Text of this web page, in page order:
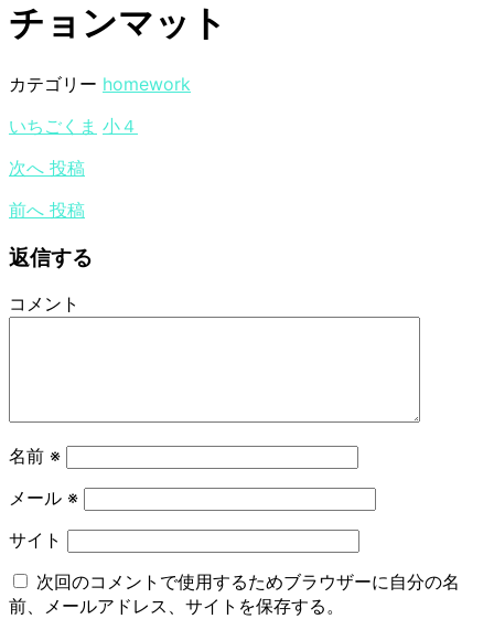
チョンマット
カテゴリー homework
いちごくま 小４
次へ 投稿
前へ 投稿
返信する
コメント
名前 ※
メール ※
サイト
次回のコメントで使用するためブラウザーに自分の名
前、メールアドレス、サイトを保存する。